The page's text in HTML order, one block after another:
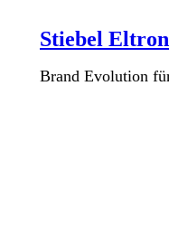
Stiebel Eltron
Brand Evolution